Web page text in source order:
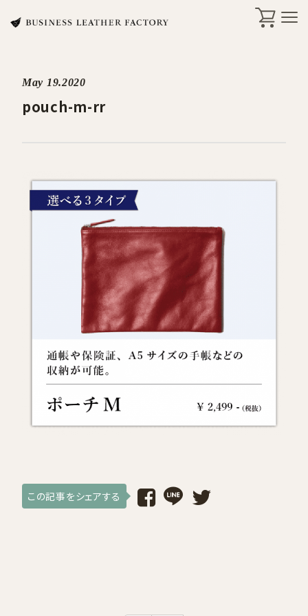
オリジナル刻印・ギフト
ケア・修理
店舗一覧
採用情報
ログイン / 会員登録
お気に入り
May 19.2020
pouch-m-rr
この記事をシェアする